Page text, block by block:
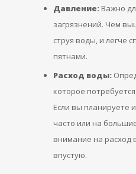
Давление: Важно
загрязнений. Чем
струя воды, и легче
пятнами.
Расход воды:
которое
Если вы планируете
часто или на
внимание на расход
впустую.